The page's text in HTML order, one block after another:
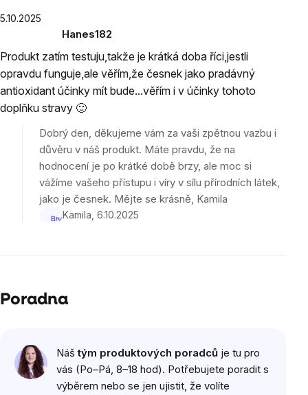
Výpis
hodnoceníHanes182
produktu
je
5
z
hvězdiček.
5.10.2025
Produkt zatím testuju,takže je krátká doba říci,jestli
opravdu funguje,ale věřím,že česnek jako pradávný
antioxidant účinky mít bude...věřím i v účinky tohoto
doplňku stravy 🙂
Kamila 6.10.2025
Dobrý den, děkujeme vám za vaši zpětnou vazbu i
důvěru v náš produkt. Máte pravdu, že na
hodnocení je po krátké době brzy, ale moc si
vážíme vašeho přístupu i víry v sílu přírodních látek,
jako je česnek. Mějte se krásně, Kamila
Poradna
diskuzí
Náštým produktových poradců je tu pro
vás (Po–Pá, 8–18 hod). Potřebujete poradit s
výběrem nebo se jen ujistit, že volíte